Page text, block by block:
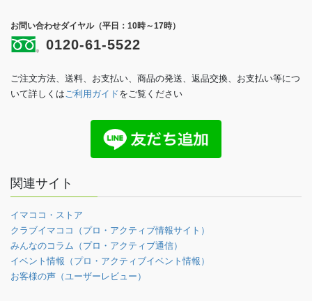
お問い合わせダイヤル（平日：10時～17時）
0120-61-5522
ご注文方法、送料、お支払い、商品の発送、返品交換、お支払い等につ
いて詳しくはご利用ガイドをご覧ください
関連サイト
イマココ・ストア
クラブイマココ（プロ・アクティブ情報サイト）
みんなのコラム（プロ・アクティブ通信）
イベント情報（プロ・アクティブイベント情報）
お客様の声（ユーザーレビュー）